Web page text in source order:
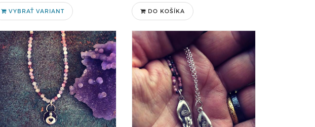
VYBRAŤ VARIANT DO KOŠÍKA